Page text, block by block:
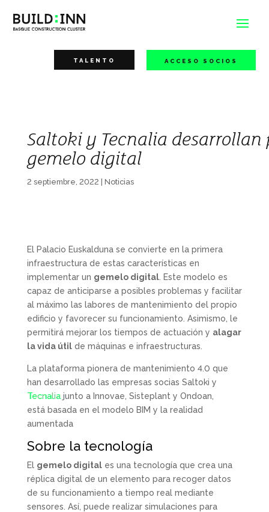
TALENTO ACCESO SOCIOS
Saltoki y Tecnalia
gemelo digital
2 septiembre, 2022 Noticias
El Palacio Euskalduna se convierte en la primera
infraestructura de estas características en
implementar un gemelo digital. Este modelo es
capaz de anticiparse a posibles problemas y facilitar
al máximo las labores de mantenimiento del propio
edificio y favorecer su funcionamiento. Asimismo, le
permitirá mejorar los tiempos de actuación y alagar
la vida útilde máquinas e infraestructuras.
La plataforma pionera de mantenimiento 4.0 que
han desarrollado las empresas socias Saltoki y
Tecnaliajunto a Innovae, Sisteplant y Ondoan,
está basada en el modelo BIM y la realidad
aumentada
Sobre la tecnología
El gemelo digitales una tecnología que crea una
réplica digital de un elemento para recoger datos
de su funcionamiento a tiempo real mediante
sensores. Así, puede realizar simulaciones para